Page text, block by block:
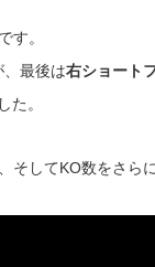
す。
最後は右ショート
た。
してKO数をさら